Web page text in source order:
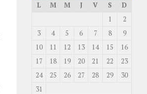
L
M M J V S
D
1
2
3
4 5 6 7 8
9
10
11 12 13 14 15
16
17
18 19 20 21 22
23
24
25 26 27 28 29
30
31